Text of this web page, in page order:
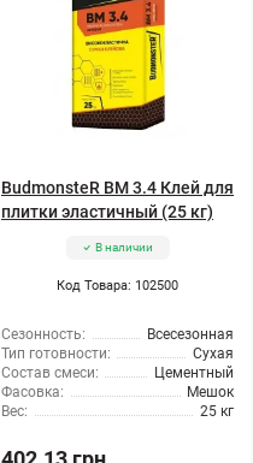
BudmonsteR BM 3.4 Клей для
плитки эластичный (25 кг)
В наличии
Код Товара: 102500
Сезонность:
Всесезонная
Тип готовности:
Сухая
Состав смеси:
Цементный
Фасовка:
Мешок
Вес:
25 кг